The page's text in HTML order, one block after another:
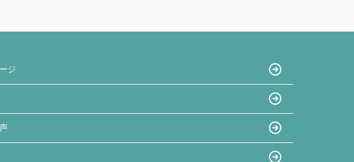
ジ